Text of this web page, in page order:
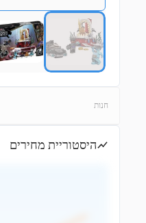
חנות
היסטוריית מחירים